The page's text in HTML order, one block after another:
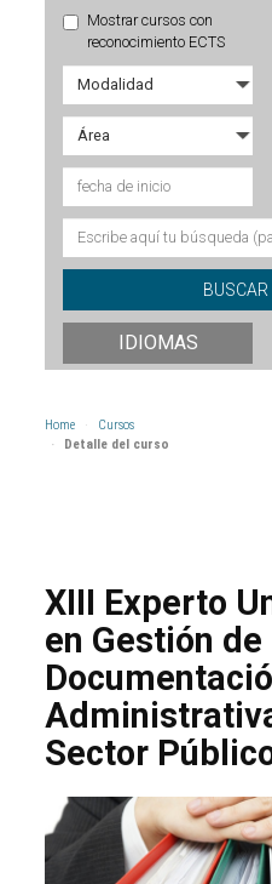
Mostrar cursos con
reconocimiento ECTS
IDIOMAS
Home
Cursos
Detalle del curso
XIII Experto
en Gestión de
Sector